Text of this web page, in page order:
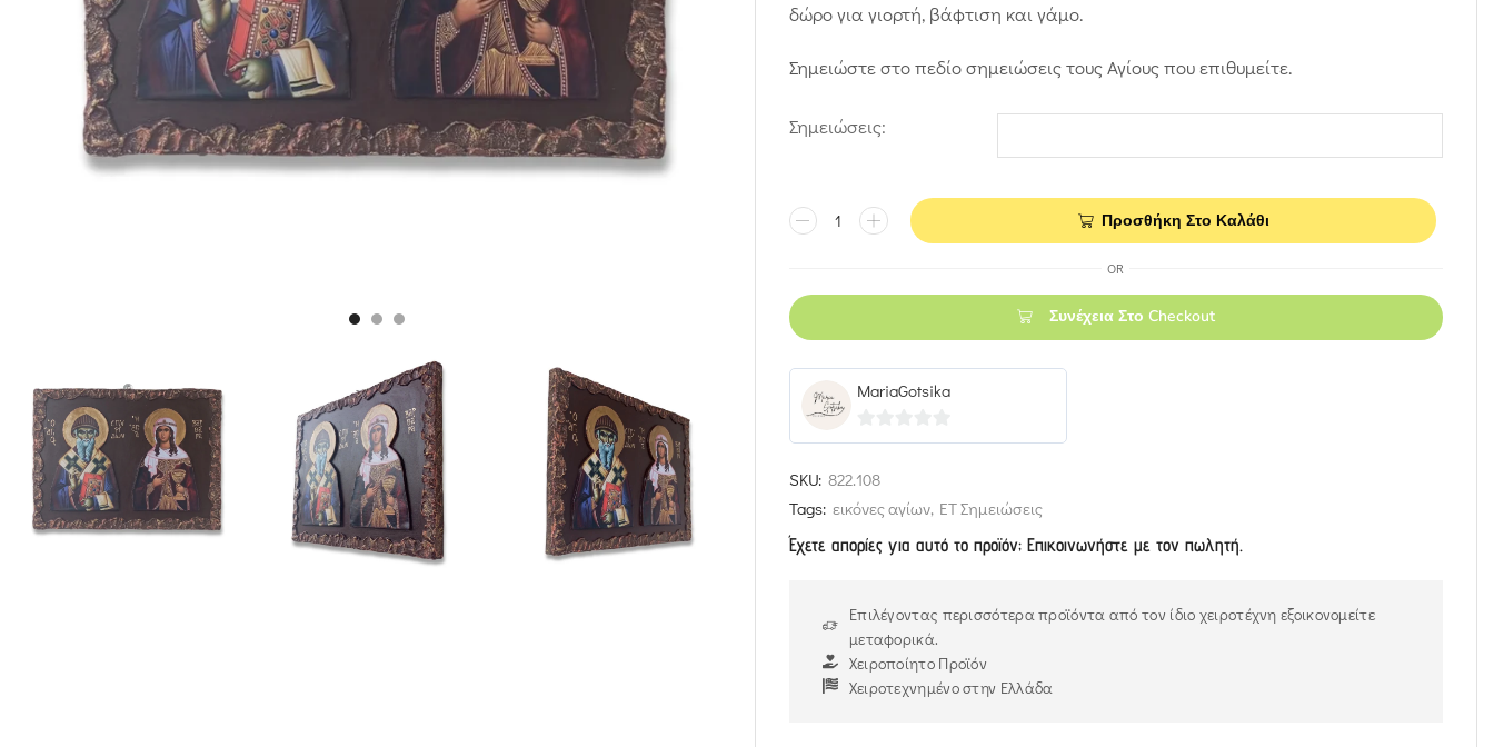
δώρο για γιορτή, βάφτιση και γάμο.
Σημειώστε στο πεδίο σημειώσεις τους Αγίους που επιθυμείτε.
Σημειώσεις:
Προσθήκη Στο Καλάθι
OR
Συνέχεια Στο Checkout
MariaGotsika
0
SKU: 822.108
Tags: εικόνες αγίων, ΕΤ Σημειώσεις
Έχετε απορίες για αυτό το προϊόν; Επικοινωνήστε με τον πωλητή.
Επιλέγοντας περισσότερα προϊόντα από τον ίδιο χειροτέχνη εξοικονομείτε
μεταφορικά.
Χειροποίητο Προϊόν
Χειροτεχνημένο στην Ελλάδα